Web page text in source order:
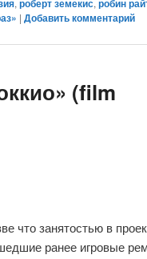
роберт земекис робин
|Добавить комментарий
(film
что занятостью в
ранее игровые